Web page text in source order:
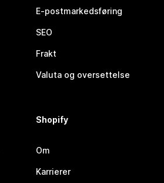
E-postmarkedsføring
SEO
Frakt
Valuta og oversettelse
Shopify
Om
Karrierer